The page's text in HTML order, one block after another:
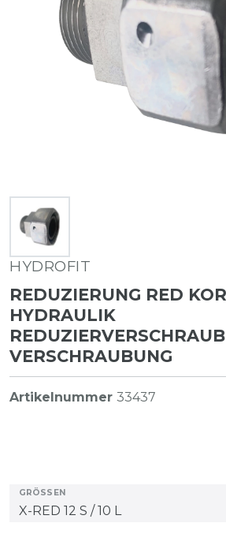
HYDROFIT
REDUZIERUNG RED
HYDRAULIK
VERSCHRAUBUNG
Artikelnummer 33437
GRÖSSEN